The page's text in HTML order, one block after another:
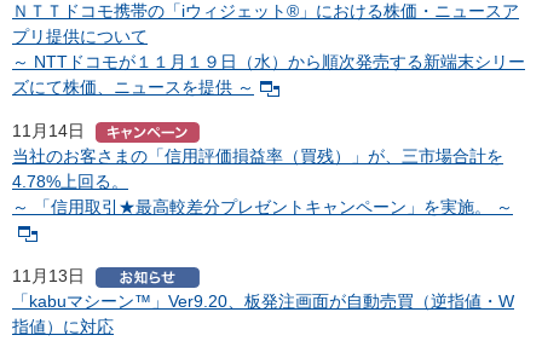
ＮＴＴドコモ携帯の「iウィジェット®」における株価・ニュースア
プリ提供について
～ NTTドコモが１１月１９日（水）から順次発売する新端末シリー
ズにて株価、ニュースを提供 ～
11月14日
当社のお客さまの「信用評価損益率（買残）」が、三市場合計を
4.78%上回る。
～ 「信用取引★最高較差分プレゼントキャンペーン」を実施。 ～
11月13日
「kabuマシーン™」Ver9.20、板発注画面が自動売買（逆指値・W
指値）に対応